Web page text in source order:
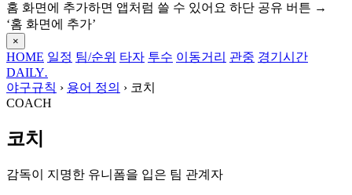
홈 화면에 추가하면 앱처럼 쓸 수 있어요 하단 공유 버튼 →
‘홈 화면에 추가’
×
HOME 일정 팀/순위 타자 투수 이동거리 관중 경기시간
DAILY.
야구규칙 › 용어 정의 › 코치
COACH
코치
감독이 지명한 유니폼을 입은 팀 관계자